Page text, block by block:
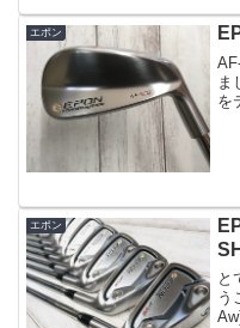
エポン
ま
を
エポン
と
う